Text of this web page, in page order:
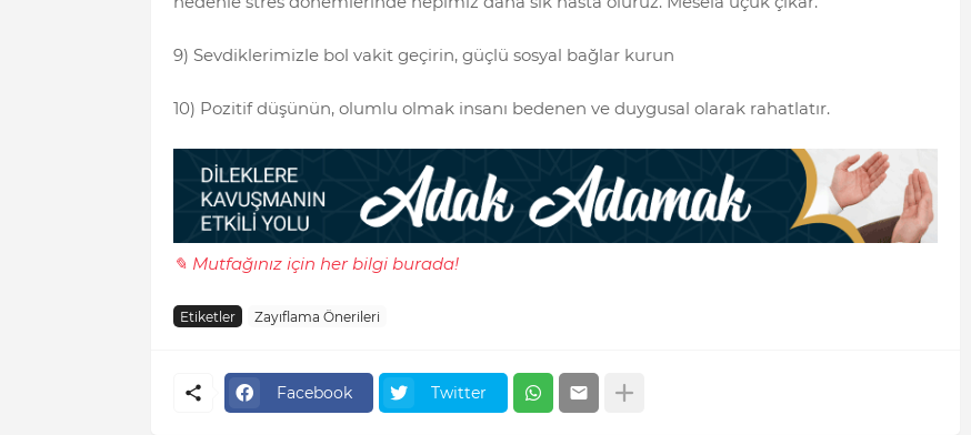
9) Sevdiklerimizle bol vakit geçirin, güçlü sosyal bağlar kurun
10) Pozitif düşünün, olumlu olmak insanı bedenen ve duygusal olarak rahatlatır.
✎ Mutfağınız için her bilgi burada!
Etiketler Zayıflama Önerileri
Facebook Twitter